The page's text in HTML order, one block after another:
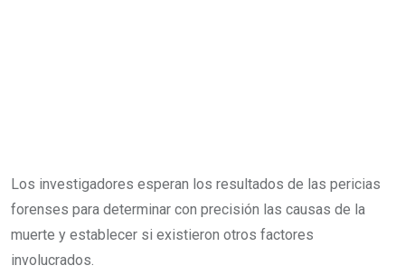
Los investigadores esperan los resultados de las pericias
forenses para determinar con precisión las causas de la
muerte y establecer si existieron otros factores
involucrados.